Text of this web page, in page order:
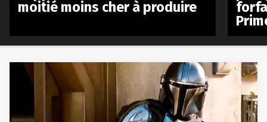
moitié moins cher à produire